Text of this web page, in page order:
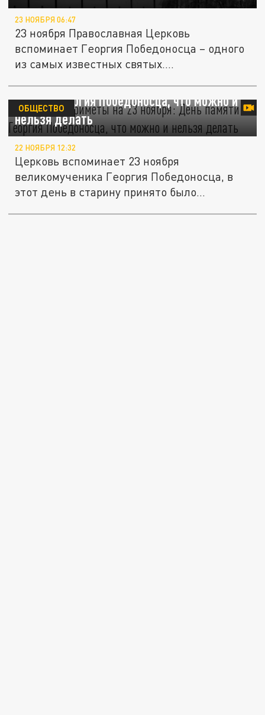
23 НОЯБРЯ 06:47
23 ноября Православная Церковь
вспоминает Георгия Победоносца – одного
из самых известных святых....
Народные приметы на 23 ноября: День
памяти Георгия Победоносца, что можно и
нельзя делать
ОБЩЕСТВО
22 НОЯБРЯ 12:32
Церковь вспоминает 23 ноября
великомученика Георгия Победоносца, в
этот день в старину принято было